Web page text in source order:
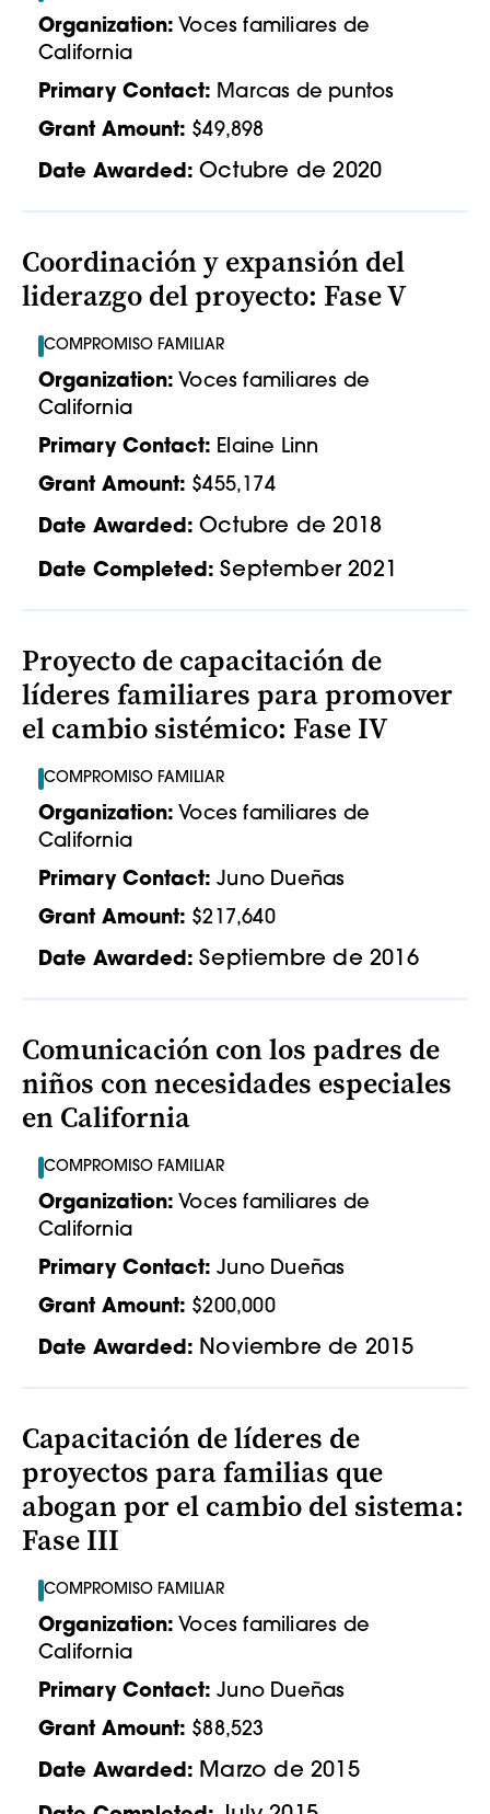
Organization: Voces familiares de
California
Primary Contact: Marcas de puntos
Grant Amount: $49,898
Date Awarded: Octubre de 2020
Coordinación y expansión del
liderazgo del proyecto: Fase V
COMPROMISO FAMILIAR
Organization: Voces familiares de
California
Primary Contact: Elaine Linn
Grant Amount: $455,174
Date Awarded: Octubre de 2018
Date Completed: September 2021
Proyecto de capacitación de
líderes familiares para promover
el cambio sistémico: Fase IV
COMPROMISO FAMILIAR
Organization: Voces familiares de
California
Primary Contact: Juno Dueñas
Grant Amount: $217,640
Date Awarded: Septiembre de 2016
Comunicación con los padres de
niños con necesidades especiales
en California
COMPROMISO FAMILIAR
Organization: Voces familiares de
California
Primary Contact: Juno Dueñas
Grant Amount: $200,000
Date Awarded: Noviembre de 2015
Capacitación de líderes de
proyectos para familias que
abogan por el cambio del sistema:
Fase III
COMPROMISO FAMILIAR
Organization: Voces familiares de
California
Primary Contact: Juno Dueñas
Grant Amount: $88,523
Date Awarded: Marzo de 2015